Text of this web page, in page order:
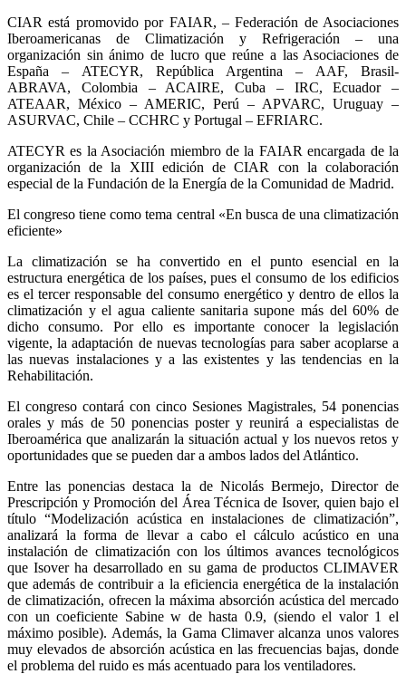
CIAR está promovido por FAIAR, – Federación de Asociaciones
Iberoamericanas de Climatización y Refrigeración – una
organización sin ánimo de lucro que reúne a las Asociaciones de
España – ATECYR, República Argentina – AAF, Brasil-
ABRAVA, Colombia – ACAIRE, Cuba – IRC, Ecuador –
ATEAAR, México – AMERIC, Perú – APVARC, Uruguay –
ASURVAC, Chile – CCHRC y Portugal – EFRIARC.
ATECYR es la Asociación miembro de la FAIAR encargada de la
organización de la XIII edición de CIAR con la colaboración
especial de la Fundación de la Energía de la Comunidad de Madrid.
El congreso tiene como tema central «En busca de una climatización
eficiente»
La climatización se ha convertido en el punto esencial en la
estructura energética de los países, pues el consumo de los edificios
es el tercer responsable del consumo energético y dentro de ellos la
climatización y el agua caliente sanitaria supone más del 60% de
dicho consumo. Por ello es importante conocer la legislación
vigente, la adaptación de nuevas tecnologías para saber acoplarse a
las nuevas instalaciones y a las existentes y las tendencias en la
Rehabilitación.
El congreso contará con cinco Sesiones Magistrales, 54 ponencias
orales y más de 50 ponencias poster y reunirá a especialistas de
Iberoamérica que analizarán la situación actual y los nuevos retos y
oportunidades que se pueden dar a ambos lados del Atlántico.
Entre las ponencias destaca la de Nicolás Bermejo, Director de
Prescripción y Promoción del Área Técnica de Isover, quien bajo el
título “Modelización acústica en instalaciones de climatización”,
analizará la forma de llevar a cabo el cálculo acústico en una
instalación de climatización con los últimos avances tecnológicos
que Isover ha desarrollado en su gama de productos CLIMAVER
que además de contribuir a la eficiencia energética de la instalación
de climatización, ofrecen la máxima absorción acústica del mercado
con un coeficiente Sabine w de hasta 0.9, (siendo el valor 1 el
máximo posible). Además, la Gama Climaver alcanza unos valores
muy elevados de absorción acústica en las frecuencias bajas, donde
el problema del ruido es más acentuado para los ventiladores.